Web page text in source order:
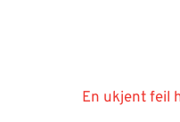
En ukjent feil